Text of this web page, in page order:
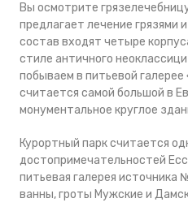
Вы осмотрите
предлагает лечение грязями
состав входят четыре
стиле античного
побываем в питьевой
считается самой большой в
монументальное круглое
Курортный парк считается
достопримечательностей
питьевая галерея источника
ванны, гроты Мужские и